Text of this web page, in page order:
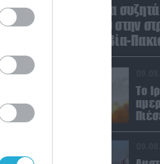
Η Τουρκία
Αιγύπτου στην
με Σ.Αραβία-
Το